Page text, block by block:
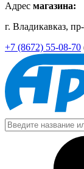
Адрес магазина:
г. Владикавказ,
+7 (8672) 55-08-70